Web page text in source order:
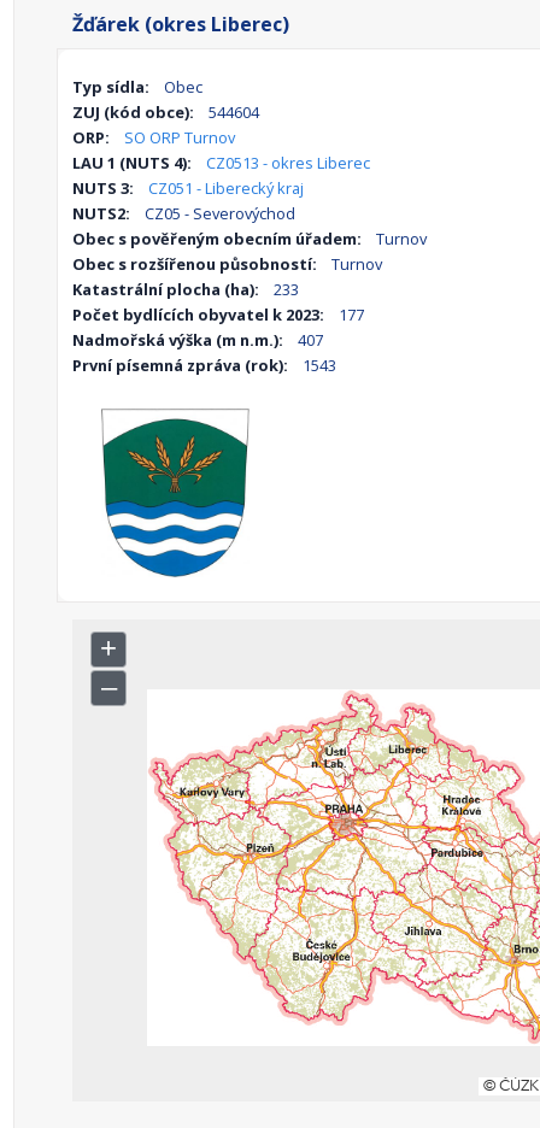
Žďárek (okres Liberec)
Typ sídla:
Obec
ZUJ (kód obce):
544604
ORP:
SO ORP Turnov
LAU 1 (NUTS 4):
CZ0513 - okres Liberec
NUTS 3:
CZ051 - Liberecký kraj
NUTS2:
CZ05 - Severovýchod
Obec s pověřeným obecním úřadem:
Turnov
Obec s rozšířenou působností:
Turnov
Katastrální plocha (ha):
233
Počet bydlících obyvatel k 2023:
177
Nadmořská výška (m n.m.):
407
První písemná zpráva (rok):
1543